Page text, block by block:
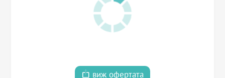
виж офертата